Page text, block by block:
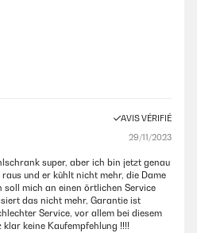
AVIS VÉRIFIÉ
29/11/2023
super, aber ich bin jetzt genau
und er kühlt nicht mehr, die Dame
soll mich an einen örtlichen Service
das nicht mehr, Garantie ist
Service, vor allem bei diesem
klar keine Kaufempfehlung !!!!